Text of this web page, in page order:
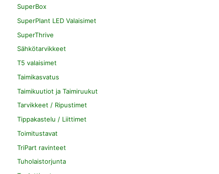
SuperBox
SuperPlant LED Valaisimet
SuperThrive
Sähkötarvikkeet
T5 valaisimet
Taimikasvatus
Taimikuutiot ja Taimiruukut
Tarvikkeet / Ripustimet
Tippakastelu / Liittimet
Toimitustavat
TriPart ravinteet
Tuholaistorjunta